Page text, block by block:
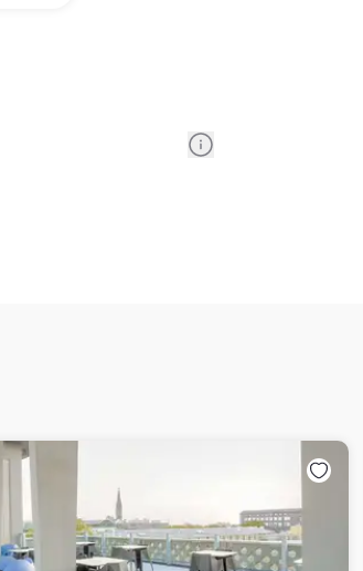
Information